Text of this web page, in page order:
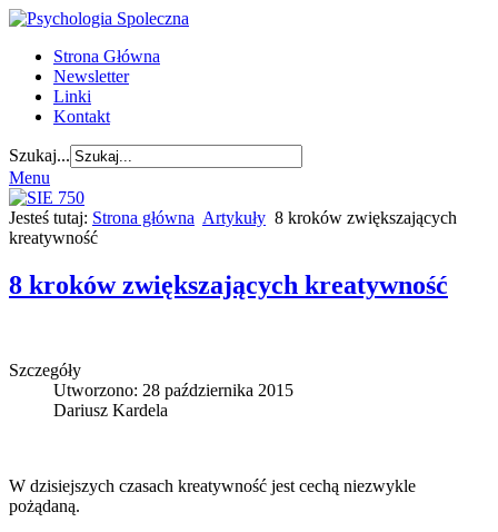
Strona Główna
Newsletter
Linki
Kontakt
Szukaj...
Menu
Jesteś tutaj: Strona główna Artykuły 8 kroków zwiększających
kreatywność
8 kroków zwiększających kreatywność
Szczegóły
Utworzono: 28 października 2015
Dariusz Kardela
W dzisiejszych czasach kreatywność jest cechą niezwykle
pożądaną.